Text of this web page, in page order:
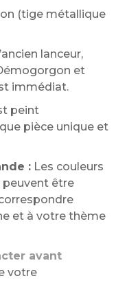
(tige métallique
lanceur,
et
immédiat.
peint
pièce unique et
: Les couleurs
peuvent être
et à votre thème
avant
votre